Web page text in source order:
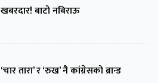
खबरदार! बाटो नबिराऊ
‘चार तारा’ र ‘रुख’ नै कांग्रेसको ब्रान्ड